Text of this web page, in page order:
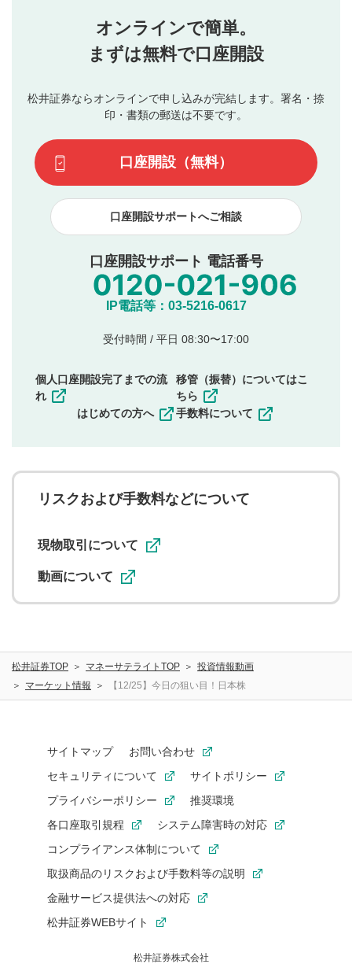
投稿するボタン
星で評価をすると投稿できます。（お名前とコメント
3
動画の評価
です）
行ってください。
当社は、利用者同士、もしくは利用者と第三者間のトラ
ブルによって生じた損害に対して一切の責任を負いませ
評価およびコメントは当社にて審査のうえ、掲載となり
ます。掲載されるまでに日数がかかる場合や掲載されない
てはお答えできません。各動画コンテンツへの掲載をもっ
て結果のご連絡といたします。ご了承ください。
下記の項目に該当すると判断された投稿内容は、掲載を
見合わせる場合がございます。
本動画コンテンツとは無関係の内容の投稿
他者への誹謗中傷や差別的表現投稿
公序良俗に反する内容の投稿
氏名、住所、電話番号など個人を特定できる情報の
他のサイトへの誘導や営利目的、広告・宣伝を目
他者の権利（商標、著作権、その他の知的財産
その他当社が不適切と判断した投稿
一度投稿した評価およびコメントの変更・削除はできま
ことを承諾したものとします。また、利用者は、コメント
に関する著作者人格権を行使しないことに同意します。利
用者が投稿したコメントは、当社サービスの広告・宣伝、
ることがあります。
オンラインで簡単。
まずは無料で口座開設
松井証券ならオンラインで申し込みが完結します。署名・捺
印・書類の郵送は不要です。
口座開設（無料）
口座開設サポートへご相談
口座開設サポート 電話番号
IP電話等：03-5216-0617
受付時間 / 平日 08:30〜17:00
個人口座開設完了までの流
れ
はじめての方へ
移管（振替）についてはこ
ちら
手数料について
リスクおよび手数料などについて
現物取引について
動画について
松井証券TOP マネーサテライトTOP
投資情報動画
マーケット情報
【12/25】今日の狙い目！日本株
サイトマップ
お問い合わせ
セキュリティについて
サイトポリシー
プライバシーポリシー
推奨環境
各口座取引規程
システム障害時の対応
コンプライアンス体制について
取扱商品のリスクおよび手数料等の説明
金融サービス提供法への対応
松井証券WEBサイト
松井証券株式会社